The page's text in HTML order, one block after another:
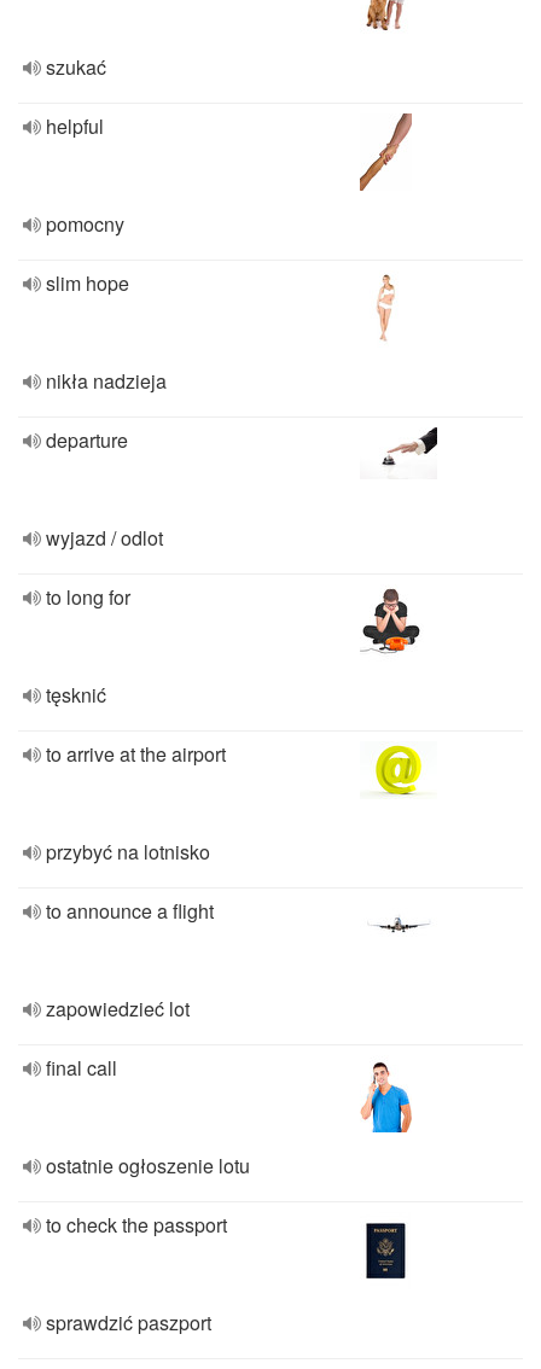
szukać
helpful
pomocny
slim hope
nikła nadzieja
departure
wyjazd / odlot
to long for
tęsknić
to arrive at the airport
przybyć na lotnisko
to announce a flight
zapowiedzieć lot
final call
ostatnie ogłoszenie lotu
to check the passport
sprawdzić paszport